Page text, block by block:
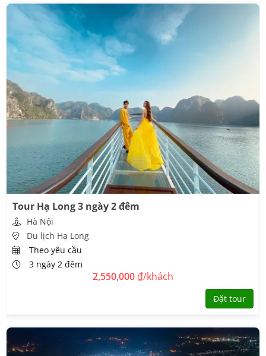
Tour Hạ Long 3 ngày 2 đêm
Hà Nội
Du lịch Hạ Long
Theo yêu cầu
3 ngày 2 đêm
2,550,000 ₫/khách
Đặt tour